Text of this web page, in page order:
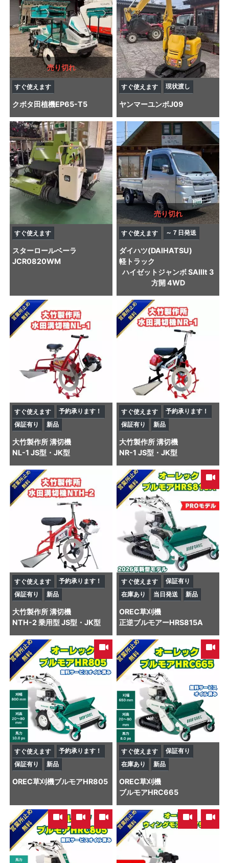
売り切れ
すぐ使えます
クボタ田植機EP65-T5
すぐ使えます 現状渡し
ヤンマーユンボJ09
すぐ使えます
スターロールベーラ
JCR0820WM
売り切れ
すぐ使えます ～７日発送
ダイハツ(DAIHATSU)
軽トラック
ハイゼットジャンボ SAIIIt 3
方開 4WD
すぐ使えます
予約承ります！
保証有り
新品
大竹製作所溝切機
NL-1 JS型・JK型
すぐ使えます
予約承ります！
保証有り
新品
大竹製作所溝切機
NR-1 JS型・JK型
すぐ使えます
予約承ります！
保証有り
新品
大竹製作所溝切機
NTH-2 乗用型 JS型・JK型
すぐ使えます
保証有り
在庫あり
当日発送 新品
OREC草刈機
正逆ブルモアーHRS815A
すぐ使えます
予約承ります！
保証有り
新品
OREC草刈機ブルモアHR805
すぐ使えます
保証有り
在庫あり
新品
OREC草刈機
ブルモアHRC665
, ,